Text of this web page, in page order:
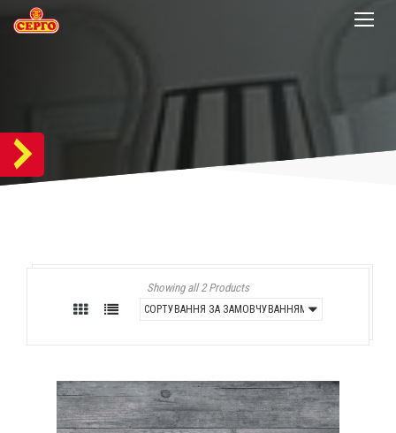
Showing all 2 Products